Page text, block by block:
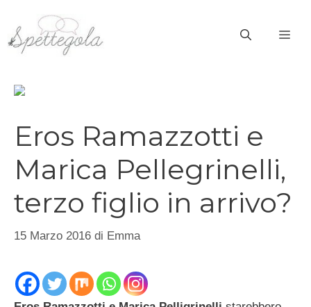
contenuto
Eros Ramazzotti e
Marica Pellegrinelli,
terzo figlio in arrivo?
15 Marzo 2016 di Emma